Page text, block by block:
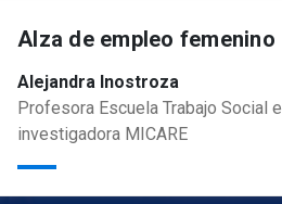
Alza de empleo femenino
Alejandra Inostroza
Profesora Escuela Trabajo Social e
investigadora MICARE